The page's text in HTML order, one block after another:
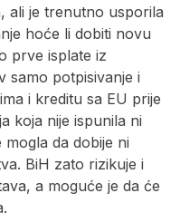
ali je trenutno usporila
hoće li dobiti novu
prve isplate iz
samo potpisivanje i
i kreditu sa EU prije
koja nije ispunila ni
da dobije ni
BiH zato rizikuje i
a moguće je da će